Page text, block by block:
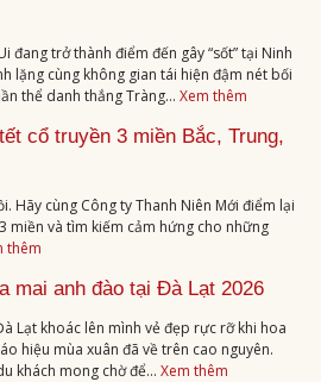
đang trở thành điểm đến gây “sốt” tại Ninh
lặng cùng không gian tái hiện đậm nét bối
thể danh thắng Tràng... Xem thêm
cổ truyền 3 miền Bắc, Trung,
Hãy cùng Công ty Thanh Niên Mới điểm lại
miền và tìm kiếm cảm hứng cho những
thêm
mai anh đào tại Đà Lạt 2026
Lạt khoác lên mình vẻ đẹp rực rỡ khi hoa
hiệu mùa xuân đã về trên cao nguyên.
khách mong chờ để... Xem thêm